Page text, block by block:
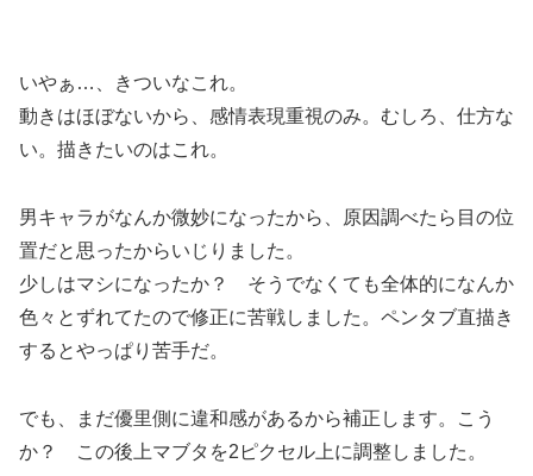
いやぁ…、きついなこれ。
動きはほぼないから、感情表現重視のみ。むしろ、仕方な
い。描きたいのはこれ。
男キャラがなんか微妙になったから、原因調べたら目の位
置だと思ったからいじりました。
少しはマシになったか？ そうでなくても全体的になんか
色々とずれてたので修正に苦戦しました。ペンタブ直描き
するとやっぱり苦手だ。
でも、まだ優里側に違和感があるから補正します。こう
か？ この後上マブタを2ピクセル上に調整しました。